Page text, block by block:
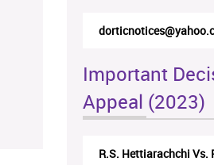
Important
Appeal (2023)
R.S. Hettiarachchi Vs.